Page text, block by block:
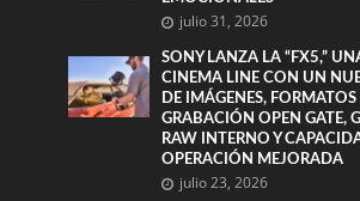
julio 31, 2026
SONY LANZA LA “FX5,”
CINEMA LINE CON UN
DE IMÁGENES, FORMATOS
GRABACIÓN OPEN GATE,
RAW INTERNO Y
OPERACIÓN MEJORADA
julio 23, 2026